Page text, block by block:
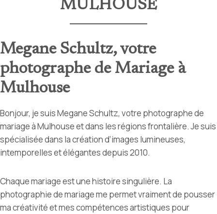
MULHOUSE
Megane Schultz, votre
photographe de Mariage à
Mulhouse
Bonjour, je suis Megane Schultz, votre photographe de
mariage à Mulhouse et dans les régions frontalière. Je suis
spécialisée dans la création d’images lumineuses,
intemporelles et élégantes depuis 2010.
Chaque mariage est une histoire singulière. La
photographie de mariage me permet vraiment de pousser
ma créativité et mes compétences artistiques pour